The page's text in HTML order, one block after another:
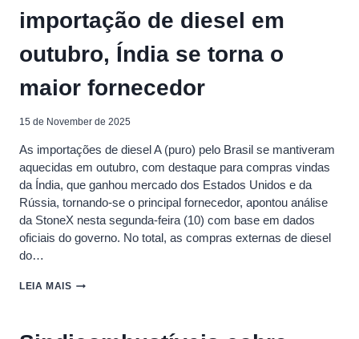
PETRÓLEO
DO
BRASIL
E
LEVE
ANUAL
SETEMBRO
importação de diesel em
outubro, Índia se torna o
maior fornecedor
15 de November de 2025
As importações de diesel A (puro) pelo Brasil se mantiveram
aquecidas em outubro, com destaque para compras vindas
da Índia, que ganhou mercado dos Estados Unidos e da
Rússia, tornando-se o principal fornecedor, apontou análise
da StoneX nesta segunda-feira (10) com base em dados
oficiais do governo. No total, as compras externas de diesel
do…
LEIA MAIS BRASIL